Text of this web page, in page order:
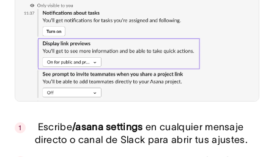
Escribe/asana settings en cualquier mensaje
directo o canal de Slack para abrir tus ajustes.